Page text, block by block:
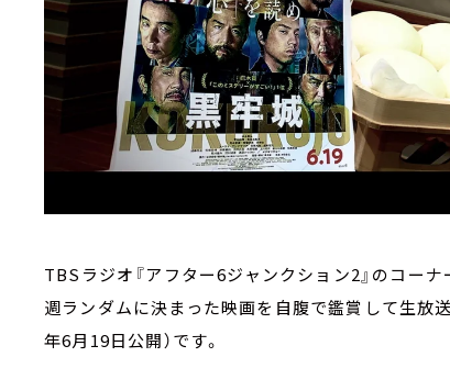
TBSラジオ『アフター6ジャンクション2』のコー
週ランダムに決まった映画を自腹で鑑賞して生放
年6月19日公開）です。